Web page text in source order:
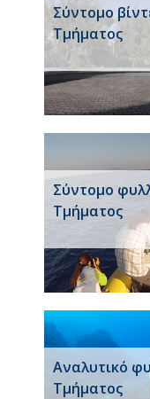
Σύντομο
Τμήματος
Σύντομο
Τμήματος
Αναλυτικό
Τμήματος